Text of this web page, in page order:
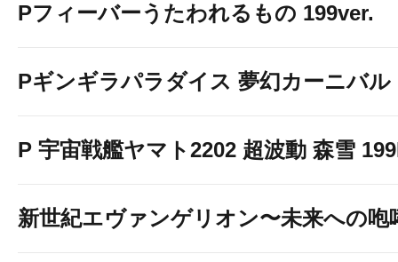
Pフィーバーうたわれるもの 199ver.
Pギンギラパラダイス 夢幻カーニバル
P 宇宙戦艦ヤマト2202 超波動 森雪
新世紀エヴァンゲリオン〜未来への咆